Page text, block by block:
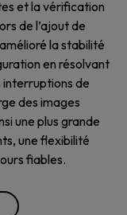
et la vérification
de l’ajout de
la stabilité
en résolvant
interruptions de
des images
une plus grande
une flexibilité
fiables.